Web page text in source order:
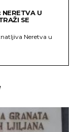
NERETVA U
SE
Neretva u